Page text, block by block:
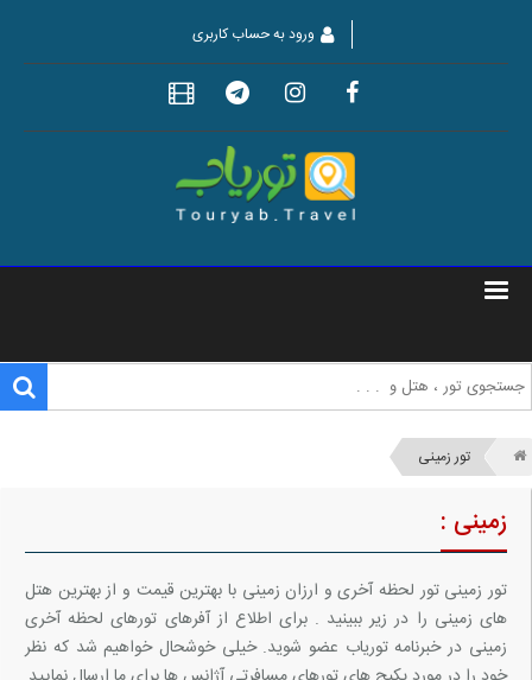
ورود به حساب کاربری
تور زمینی
زمینی :
تور زمینی تور لحظه آخری و ارزان زمینی با بهترین قیمت و از بهترین هتل
های زمینی را در زیر ببینید . برای اطلاع از آفرهای تورهای لحظه آخری
زمینی در خبرنامه توریاب عضو شوید. خیلی خوشحال خواهیم شد که نظر